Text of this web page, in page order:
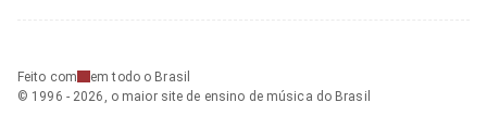
Feito com
em todo o Brasil
© 1996 - 2026, o maior site de ensino de música do Brasil